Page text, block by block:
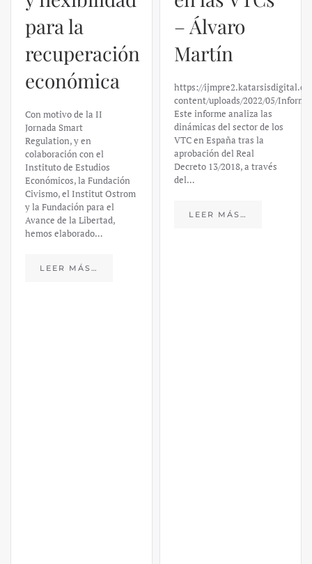
– Álvaro
Martín
https://ijmpre2.katarsisdigital.com/wp-
content/uploads/2022/05/Informe_sobre_las_VTC.pdf
Este informe analiza las
dinámicas del sector de los
VTC en España tras la
aprobación del Real
Decreto 13/2018, a través
del…
LEER MÁS…
El caso de
Silicon
Valley Bank:
un análisis
financiero –
Daniel
Fernández